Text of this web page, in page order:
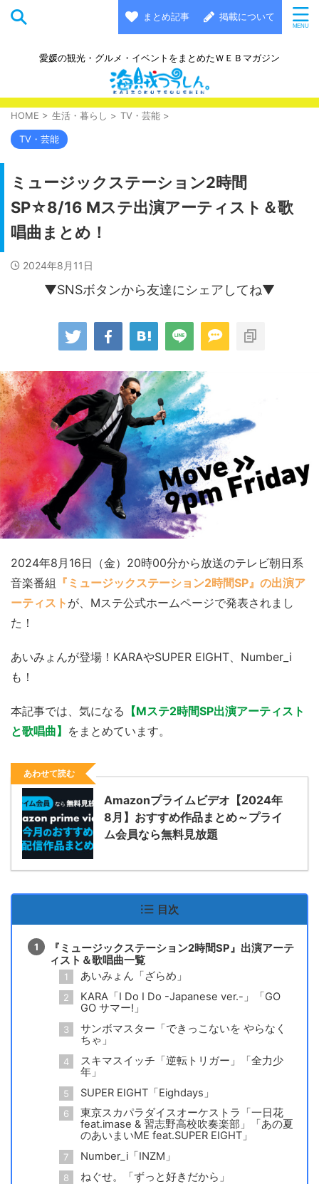
まとめ記事 掲載について
愛媛の観光・グルメ・イベントをまとめたＷＥＢマガジン
HOME > 生活・暮らし > TV・芸能 >
TV・芸能
ミュージックステーション2時間
SP☆8/16 Mステ出演アーティスト＆歌
唱曲まとめ！
2024年8月11日
▼SNSボタンから友達にシェアしてね▼
2024年8月16日（金）20時00分から放送のテレビ朝日系
音楽番組 『ミュージックステーション2時間SP』の出演ア
ーティスト が、Mステ公式ホームページで発表されまし
た！
あいみょんが登場！KARAやSUPER EIGHT、Number_i
も！
本記事では、気になる 【Mステ2時間SP出演アーティスト
と歌唱曲】 をまとめています。
あわせて読む
Amazonプライムビデオ【2024年
8月】おすすめ作品まとめ～プライ
ム会員なら無料見放題
目次
『ミュージックステーション2時間SP』出演アーテ
ィスト＆歌唱曲一覧
あいみょん「ざらめ」
KARA「I Do I Do -Japanese ver.-」「GO
GO サマー!」
サンボマスター「できっこないを やらなく
ちゃ」
スキマスイッチ「逆転トリガー」「全力少
年」
SUPER EIGHT「Eighdays」
東京スカパラダイスオーケストラ「一日花
feat.imase & 習志野高校吹奏楽部」「あの夏
のあいまいME feat.SUPER EIGHT」
Number_i「INZM」
ねぐせ。「ずっと好きだから」